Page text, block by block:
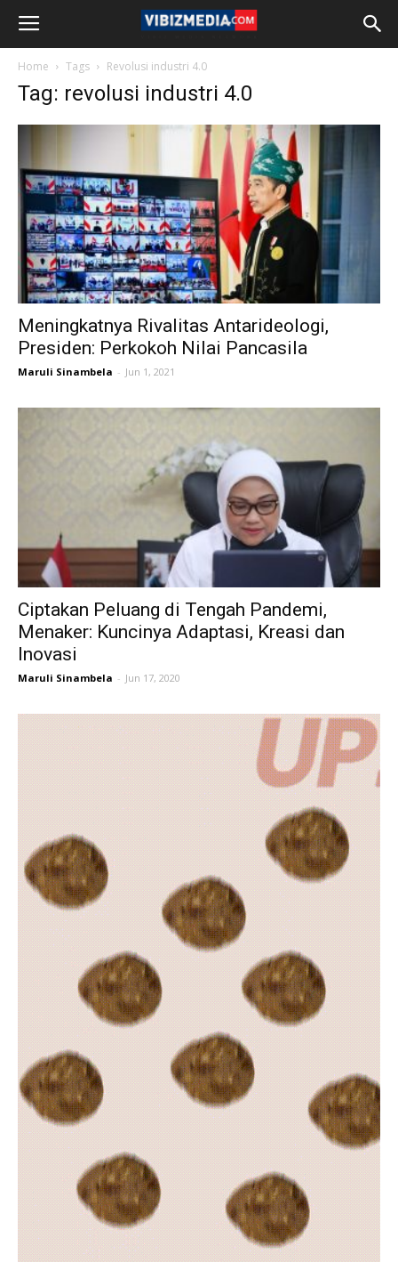
Home Tags Revolusi industri 4.0
Tag: revolusi industri 4.0
Meningkatnya Rivalitas Antarideologi,
Presiden: Perkokoh Nilai Pancasila
Maruli Sinambela - Jun 1, 2021
Ciptakan Peluang di Tengah Pandemi,
Menaker: Kuncinya Adaptasi, Kreasi dan
Inovasi
Maruli Sinambela - Jun 17, 2020